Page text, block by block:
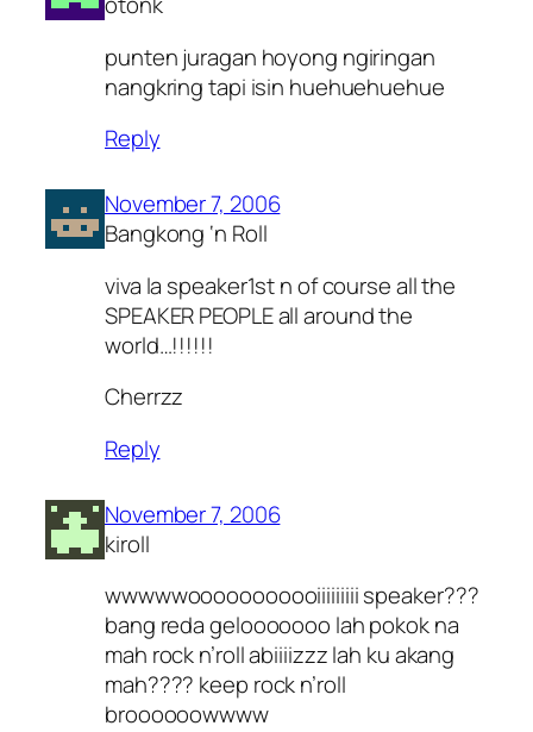
punten juragan hoyong ngiringan
nangkring tapi isin huehuehuehue
Reply
November 7, 2006
Bangkong ‘n Roll
viva la speaker1st n of course all the
SPEAKER PEOPLE all around the
world…!!!!!!
Cherrzz
Reply
November 7, 2006
kiroll
wwwwwooooooooooiiiiiiiii speaker???
bang reda gelooooooo lah pokok na
mah rock n’roll abiiiizzz lah ku akang
mah???? keep rock n’roll
broooooowwww